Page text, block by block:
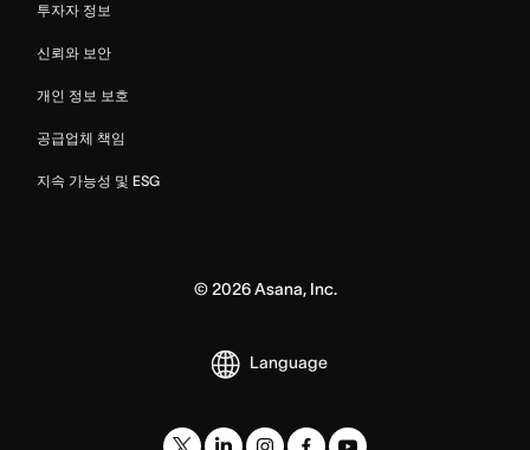
투자자 정보
신뢰와 보안
개인 정보 보호
공급업체 책임
지속 가능성 및 ESG
© 2026Asana, Inc.
Language